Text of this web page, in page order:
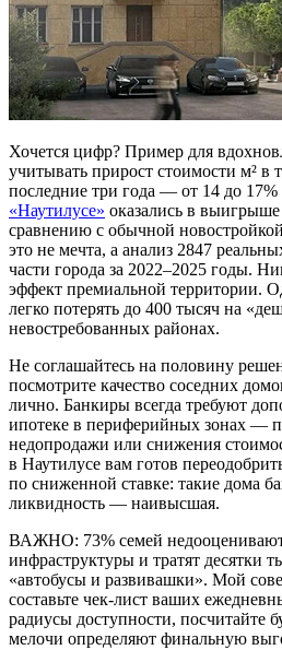
Хочется цифр? Пример для
учитывать прирост стоимости м² в
последние три года — от 14 до
«Наутилусе» оказались в
сравнению с обычной
это не мечта, а анализ 2847
части города за 2022–2025 годы.
эффект премиальной территории.
легко потерять до 400 тысяч на
невостребованных районах.
Не соглашайтесь на половину
посмотрите качество соседних
лично. Банкиры всегда требуют
ипотеке в периферийных зонах —
недопродажи или снижения
в Наутилусе вам готов
по сниженной ставке: такие дома
ликвидность — наивысшая.
ВАЖНО: 73% семей
инфраструктуры и тратят десятки
«автобусы и развивашки». Мой
составьте чек-лист ваших
радиусы доступности, посчитайте
мелочи определяют финальную